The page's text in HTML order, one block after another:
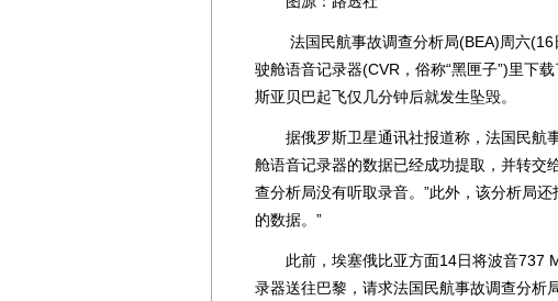
法国民航事故调查分析局(BEA)周六(16
驶舱语音记录器(CVR，俗称“黑匣子”)里下
斯亚贝巴起飞仅几分钟后就发生坠毁。
据俄罗斯卫星通讯社报道称，法国民航
舱语音记录器的数据已经成功提取，并转交
查分析局没有听取录音。”此外，该分析局
的数据。”
此前，埃塞俄比亚方面14日将波音737
录器送往巴黎，请求法国民航事故调查分析